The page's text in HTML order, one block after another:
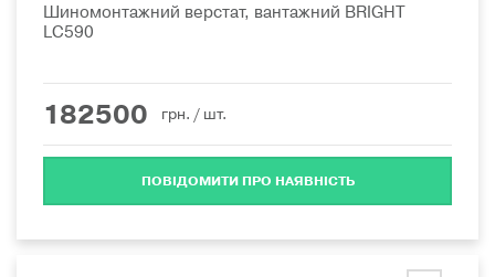
Шиномонтажний верстат, вантажний BRIGHT
LC590
182500 грн. / шт.
ПОВІДОМИТИ ПРО НАЯВНІСТЬ